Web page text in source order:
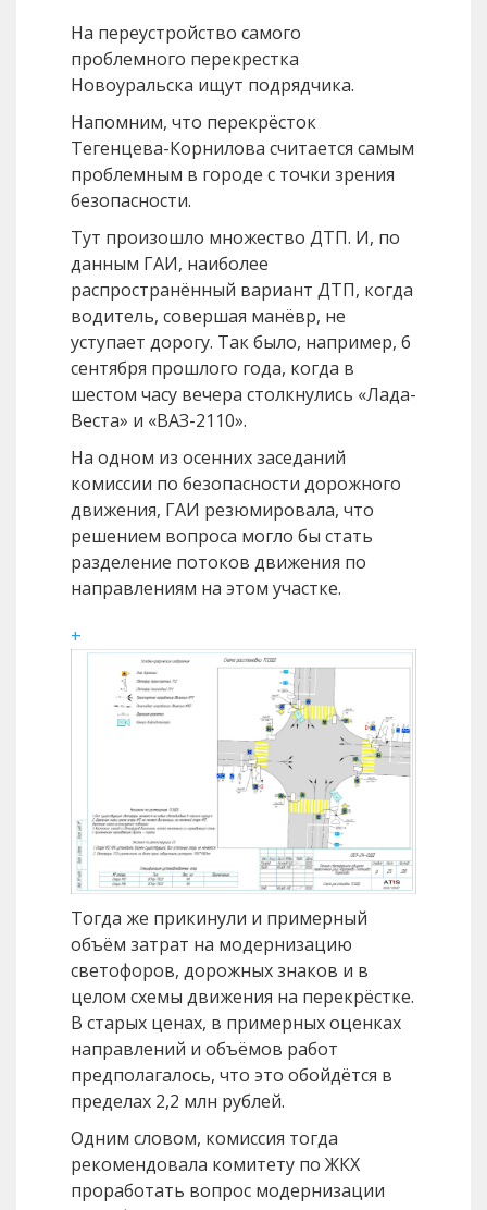
На переустройство самого
проблемного перекрестка
Новоуральска ищут подрядчика.
Напомним, что перекрёсток
Тегенцева-Корнилова считается самым
проблемным в городе с точки зрения
безопасности.
Тут произошло множество ДТП. И, по
данным ГАИ, наиболее
распространённый вариант ДТП, когда
водитель, совершая манёвр, не
уступает дорогу. Так было, например, 6
сентября прошлого года, когда в
шестом часу вечера столкнулись «Лада-
Веста» и «ВАЗ-2110».
На одном из осенних заседаний
комиссии по безопасности дорожного
движения, ГАИ резюмировала, что
решением вопроса могло бы стать
разделение потоков движения по
направлениям на этом участке.
+
Тогда же прикинули и примерный
объём затрат на модернизацию
светофоров, дорожных знаков и в
целом схемы движения на перекрёстке.
В старых ценах, в примерных оценках
направлений и объёмов работ
предполагалось, что это обойдётся в
пределах 2,2 млн рублей.
Одним словом, комиссия тогда
рекомендовала комитету по ЖКХ
проработать вопрос модернизации